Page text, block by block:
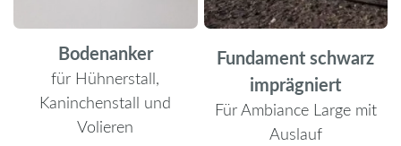
Bodenanker
für Hühnerstall,
Kaninchenstall und
Volieren
Fundament schwarz
imprägniert
Für Ambiance Large mit
Auslauf